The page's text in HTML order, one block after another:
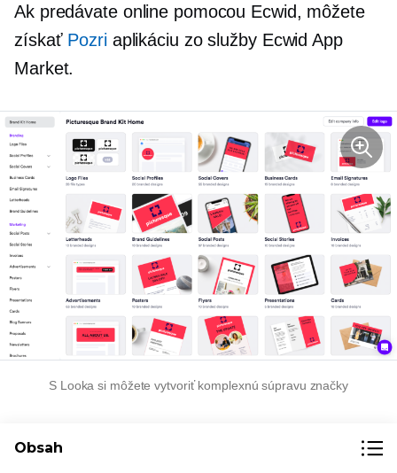
Ak predávate online pomocou Ecwid, môžete
získať Pozriaplikáciu zo služby Ecwid App
Market.
S Looka si môžete vytvoriť komplexnú súpravu značky
Pri experimentovaní s generátormi loga si
Obsah